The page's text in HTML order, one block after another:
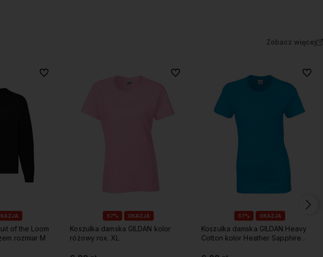
Zobacz więcej
of the Loom
czarna ze ściągaczem rozmiar M
Do ulubionych
57% OKAZJA
Koszulka damska GILDAN kolor
różowy rox. XL
Do ulubionych
57% OKAZJA
Koszulka damska GILDAN Heavy
Cotton kolor Heather Sapphire
Do